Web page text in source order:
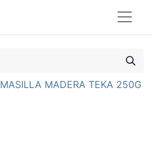
MASILLA MADERA TEKA 250G